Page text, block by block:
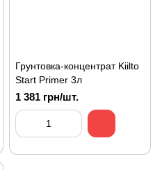
Грунтовка-концентрат Kiilto
Start Primer 3л
1 381 грн/шт.